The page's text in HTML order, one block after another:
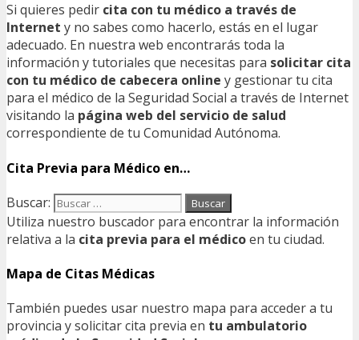
Si quieres pedir cita con tu médico a través de
Internet y no sabes como hacerlo, estás en el lugar
adecuado. En nuestra web encontrarás toda la
información y tutoriales que necesitas para solicitar cita
con tu médico de cabecera online y gestionar tu cita
para el médico de la Seguridad Social a través de Internet
visitando la página web del servicio de salud
correspondiente de tu Comunidad Autónoma.
Cita Previa para Médico en…
Buscar:
Utiliza nuestro buscador para encontrar la información
relativa a la cita previa para el médicoen tu ciudad.
Mapa de Citas Médicas
También puedes usar nuestro mapa para acceder a tu
provincia y solicitar cita previa en tu ambulatorio